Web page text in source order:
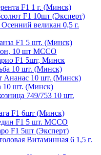
F1 1 г. (Минск)
F1 10шт (Эксперт)
великан 0,5 г.
F1 5 шт. (Минск)
10 шт МССО
F1 5шт, Минск
10 шт. (Минск)
Ананас 10 шт. (Минск)
10 шт. (Минск)
749/753 10 шт.
F1 6шт (Минск)
F1 5 шт. МССО
F1 5шт (Эксперт)
Витаминная 6 1,5 г.